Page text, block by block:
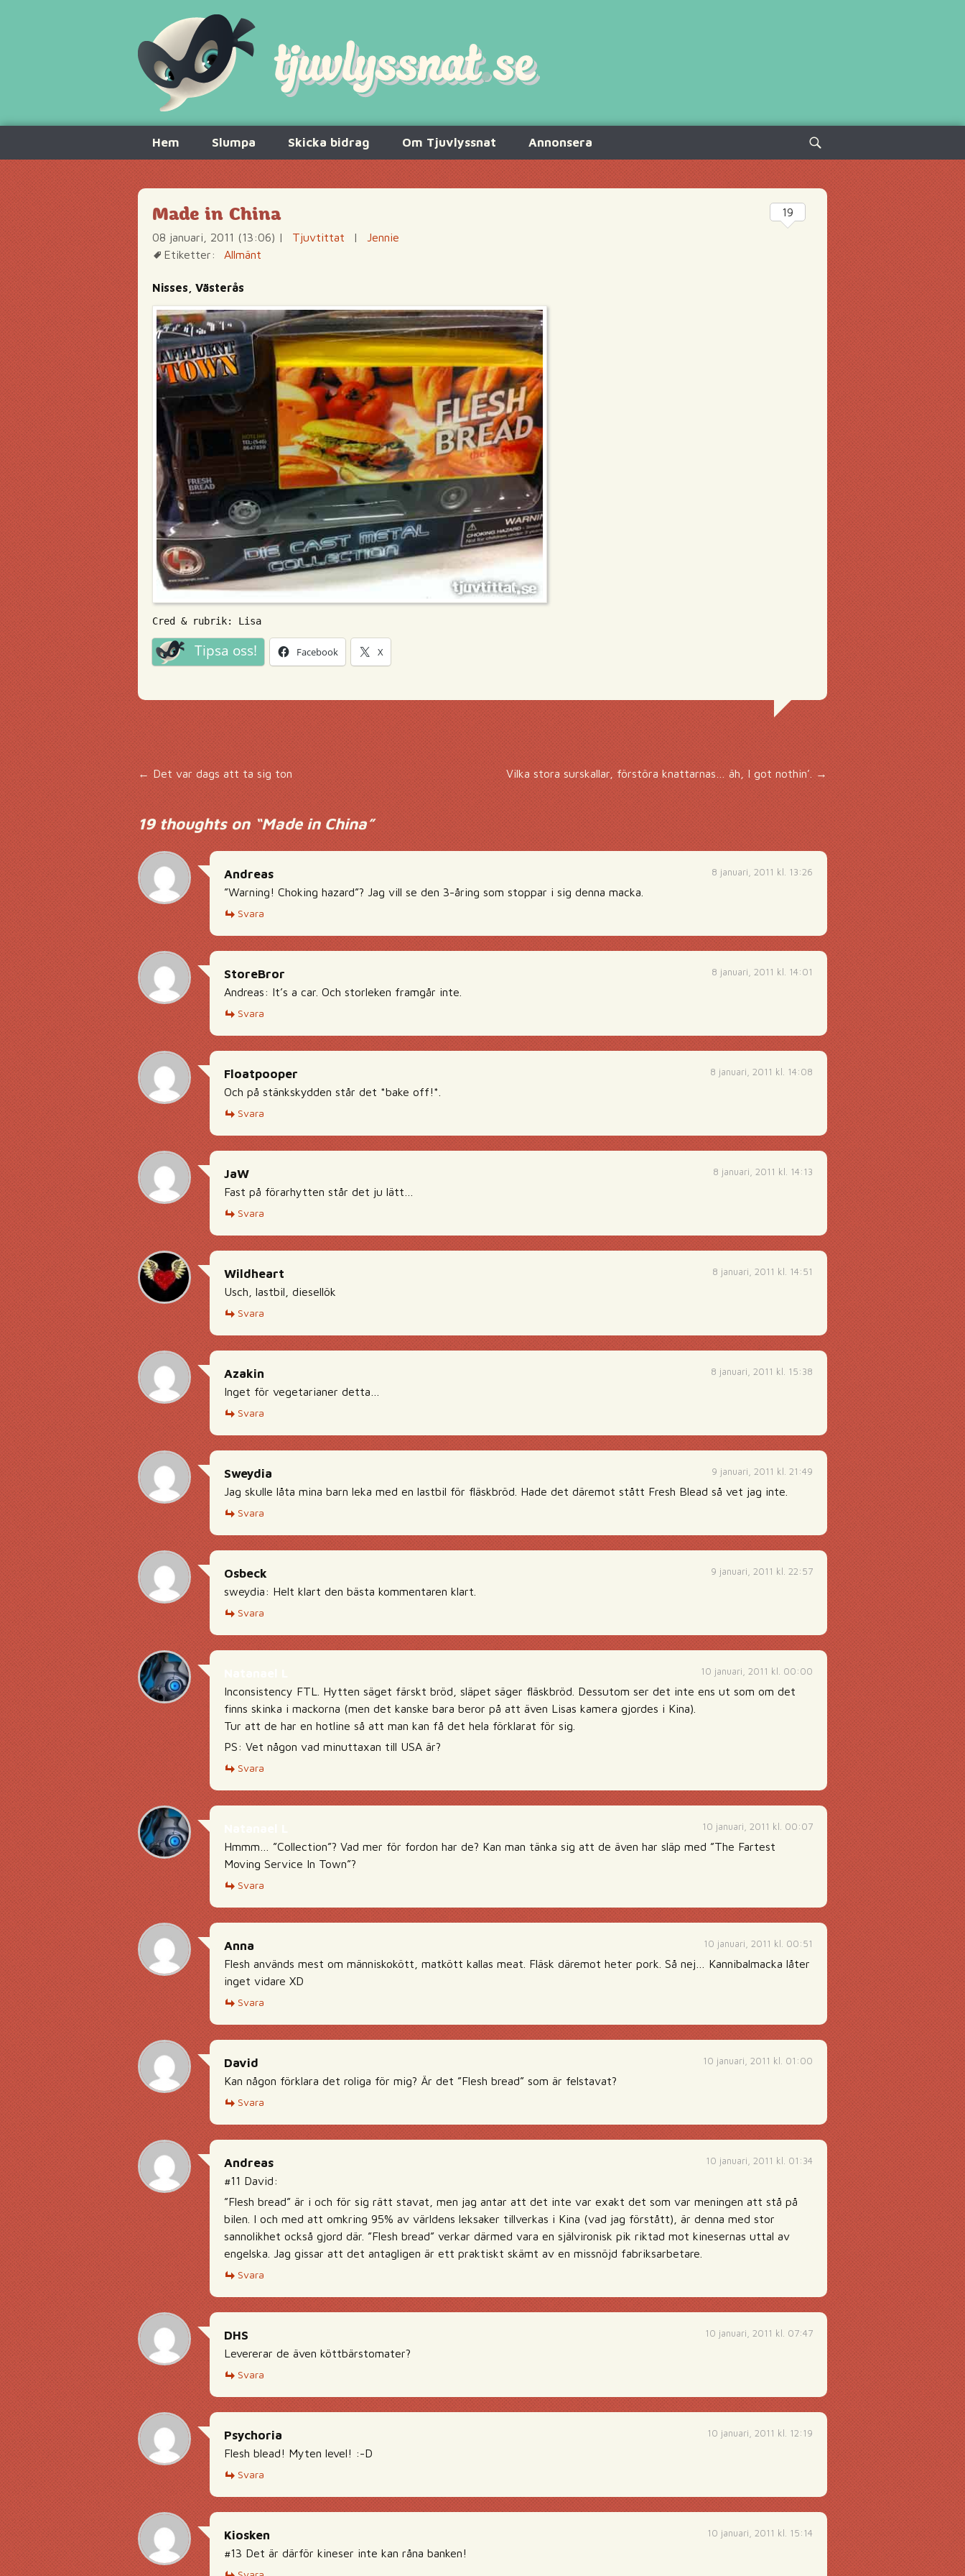
innehåll
Hem Slumpa Skicka bidrag Om Tjuvlyssnat Annonsera
Sök
efter:
Made in China
08 januari, 2011 (13:06) | Tjuvtittat |
Jennie
Etiketter:
Allmänt
Nisses, Västerås
Cred & rubrik: Lisa
Tipsa oss! Facebook X
19
Inläggsnavigering
←Det var dags att ta sig ton Vilka stora surskallar, förstöra knattarnas… äh, I got nothin’. →
19 thoughts on “Made in China”
8 januari, 2011 kl. 13:26
Andreas
”Warning! Choking hazard”? Jag vill se den 3-åring som stoppar i sig denna macka.
Svara
8 januari, 2011 kl. 14:01
StoreBror
Andreas: It’s a car. Och storleken framgår inte.
Svara
8 januari, 2011 kl. 14:08
Floatpooper
Och på stänkskydden står det *bake off!*.
Svara
8 januari, 2011 kl. 14:13
JaW
Fast på förarhytten står det ju lätt…
Svara
8 januari, 2011 kl. 14:51
Wildheart
Usch, lastbil, diesellök
Svara
8 januari, 2011 kl. 15:38
Azakin
Inget för vegetarianer detta…
Svara
9 januari, 2011 kl. 21:49
Sweydia
Jag skulle låta mina barn leka med en lastbil för fläskbröd. Hade det däremot stått Fresh Blead så vet jag inte.
Svara
9 januari, 2011 kl. 22:57
Osbeck
sweydia: Helt klart den bästa kommentaren klart.
Svara
10 januari, 2011 kl. 00:00
Inconsistency FTL. Hytten säget färskt bröd, släpet säger fläskbröd. Dessutom ser det inte ens ut som om det
finns skinka i mackorna (men det kanske bara beror på att även Lisas kamera gjordes i Kina).
Tur att de har en hotline så att man kan få det hela förklarat för sig.
PS: Vet någon vad minuttaxan till USA är?
Svara
10 januari, 2011 kl. 00:07
Hmmm… ”Collection”? Vad mer för fordon har de? Kan man tänka sig att de även har släp med ”The Fartest
Moving Service In Town”?
Svara
10 januari, 2011 kl. 00:51
Anna
Flesh används mest om människokött, matkött kallas meat. Fläsk däremot heter pork. Så nej… Kannibalmacka låter
inget vidare XD
Svara
10 januari, 2011 kl. 01:00
David
Kan någon förklara det roliga för mig? Är det ”Flesh bread” som är felstavat?
Svara
10 januari, 2011 kl. 01:34
Andreas
#11 David:
”Flesh bread” är i och för sig rätt stavat, men jag antar att det inte var exakt det som var meningen att stå på
bilen. I och med att omkring 95% av världens leksaker tillverkas i Kina (vad jag förstått), är denna med stor
sannolikhet också gjord där. ”Flesh bread” verkar därmed vara en självironisk pik riktad mot kinesernas uttal av
engelska. Jag gissar att det antagligen är ett praktiskt skämt av en missnöjd fabriksarbetare.
Svara
10 januari, 2011 kl. 07:47
DHS
Levererar de även köttbärstomater?
Svara
10 januari, 2011 kl. 12:19
Psychoria
Flesh blead! Myten level! :-D
Svara
10 januari, 2011 kl. 15:14
Kiosken
#13 Det är därför kineser inte kan råna banken!